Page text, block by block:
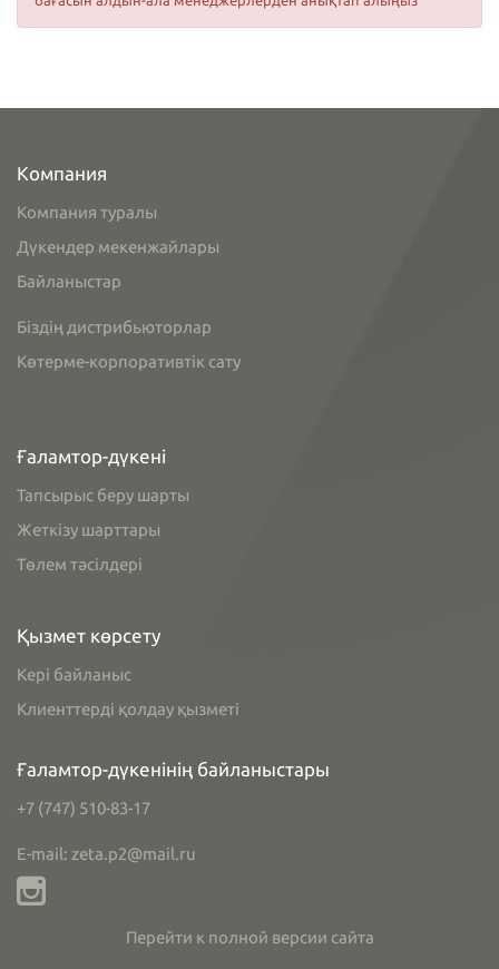
Компания
Компания туралы
Дүкендер мекенжайлары
Байланыстар
Біздің дистрибьюторлар
Көтерме-корпоративтік сату
Ғаламтор-дүкені
Тапсырыс беру шарты
Жеткізу шарттары
Төлем тәсілдері
Қызмет көрсету
Кері байланыс
Клиенттерді қолдау қызметі
Ғаламтор-дүкенінің байланыстары
+7 (747) 510-83-17
E-mail: zeta.p2@mail.ru
Перейти к полной версии сайта